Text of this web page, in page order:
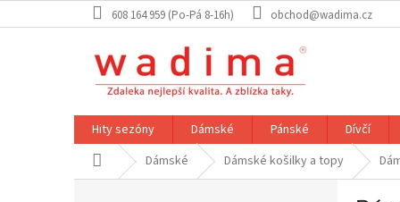
na
608 164 959 (Po-Pá 8-16h) obchod@wadima.cz
Hity sezóny Dámské Pánské Dívčí
Domů Dámské Dámské košilky a topy